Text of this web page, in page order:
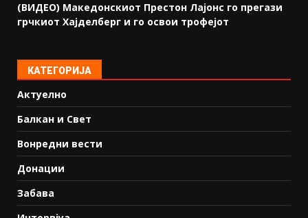
(ВИДЕО) Македонскиот Престон Лајонс го прегази
грчкиот Хајделберг и го освои трофејот
КАТЕГОРИЈА
Актуелно
Балкан и Свет
Вонредни вести
Донации
Забава